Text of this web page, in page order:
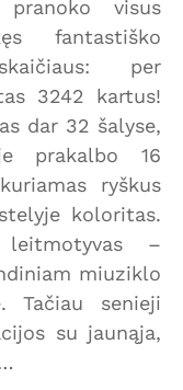
visus
fantastiško
per
3242 kartus!
dar 32 šalyse,
prakalbo 16
ryškus
koloritas.
leitmotyvas –
miuziklo
Tačiau senieji
su jaunąja,